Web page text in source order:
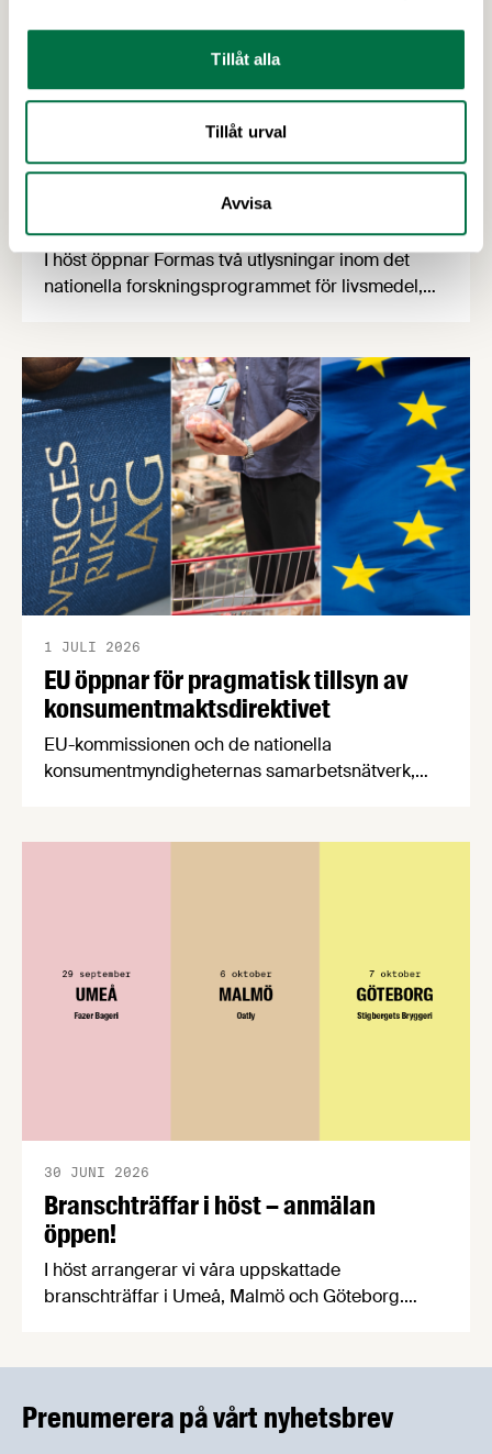
Tillåt alla
Tillåt urval
Avvisa
Utlysningar: Forskning och Innovation
2 JULI 2026
I höst öppnar Formas två utlysningar inom det
nationella forskningsprogrammet för livsmedel,
en motståndskraftig livsmedelsförsörjning", och
båda syftar till att bana väg för innovationer som
stärker Sveriges livsmedelsförsörjning.
EU öppnar för pragmatisk tillsyn av
konsumentmaktsdirektivet
1 JULI 2026
EU-kommissionen och de nationella
konsumentmyndigheternas samarbetsnätverk,
konsumentmaktsdirektivet. Livsmedelsföretagen
Branschträffar i höst – anmälan
öppen!
30 JUNI 2026
I höst arrangerar vi våra uppskattade
branschträffar i Umeå, Malmö och Göteborg.
kan träffa branschkollegor och utbyta
Prenumerera på vårt nyhetsbrev